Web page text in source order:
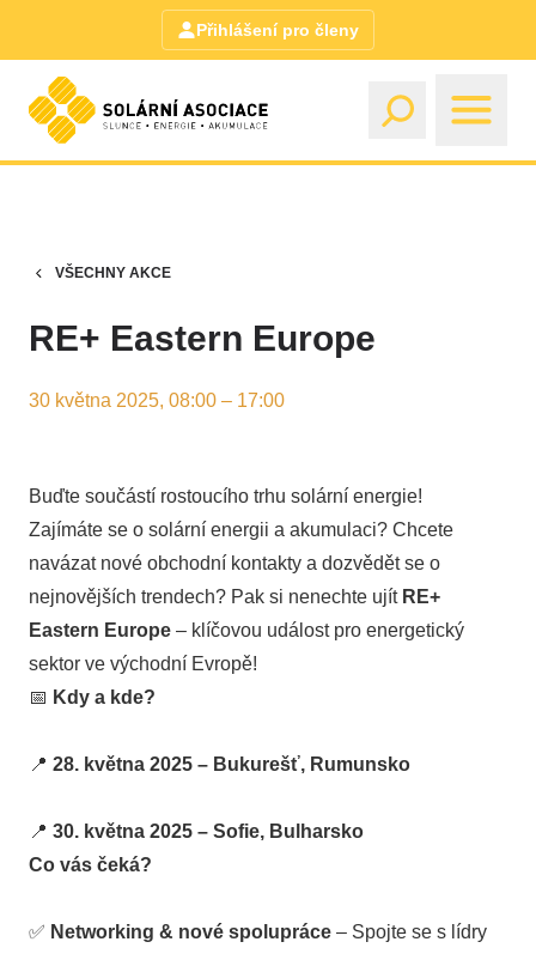
Přihlášení pro členy
VŠECHNY AKCE
RE+ Eastern Europe
30 května 2025, 08:00 – 17:00
Buďte součástí rostoucího trhu solární energie!
Zajímáte se o solární energii a akumulaci? Chcete
navázat nové obchodní kontakty a dozvědět se o
nejnovějších trendech? Pak si nenechte ujít RE+
Eastern Europe – klíčovou událost pro energetický
sektor ve východní Evropě!
📅 Kdy a kde?
📍 28. května 2025 – Bukurešť, Rumunsko
📍 30. května 2025 – Sofie, Bulharsko
Co vás čeká?
✅ Networking & nové spolupráce – Spojte se s lídry